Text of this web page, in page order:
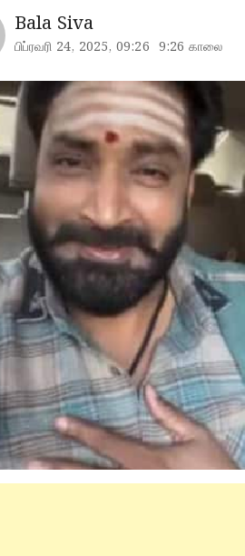
Bala Siva
பிப்ரவரி 24, 2025, 09:26 9:26 காலை